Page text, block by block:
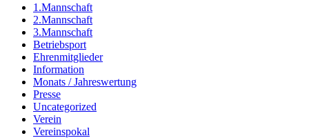
1.Mannschaft
2.Mannschaft
3.Mannschaft
Betriebsport
Ehrenmitglieder
Information
Monats / Jahreswertung
Presse
Uncategorized
Verein
Vereinspokal